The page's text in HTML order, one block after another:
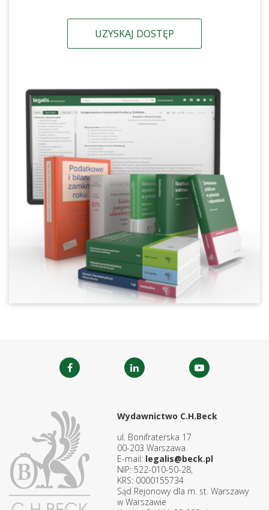
UZYSKAJ DOSTĘP
Wydawnictwo C.H.Beck
ul. Bonifraterska 17
00-203 Warszawa
E-mail: legalis@beck.pl
NIP: 522-010-50-28,
KRS: 0000155734
Sąd Rejonowy dla m. st. Warszawy
w Warszawie